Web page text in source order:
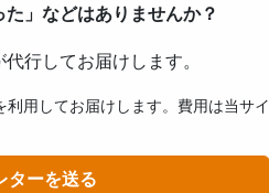
」などはありませんか？
行してお届けします。
利用してお届けします。費用は当サイ
ターを送る